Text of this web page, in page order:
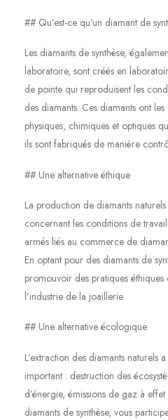
## Qu’est-ce qu’un diamant de
Les diamants de synthèse,
laboratoire, sont créés en
de pointe qui reproduisent les
des diamants. Ces diamants ont
physiques, chimiques et optiques
ils sont fabriqués de manière
## Une alternative éthique
La production de diamants
concernant les conditions de
armés liés au commerce de
En optant pour des diamants de
promouvoir des pratiques éthiques
l’industrie de la joaillerie.
## Une alternative écologique
L’extraction des diamants naturels
important : destruction des
d’énergie, émissions de gaz à
diamants de synthèse, vous